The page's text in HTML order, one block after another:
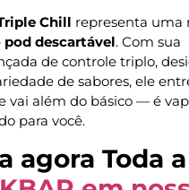
Chill representa uma
pod descartável. Com sua
de controle triplo,
de sabores, ele
vai além do básico — é
para você.
agora Toda a